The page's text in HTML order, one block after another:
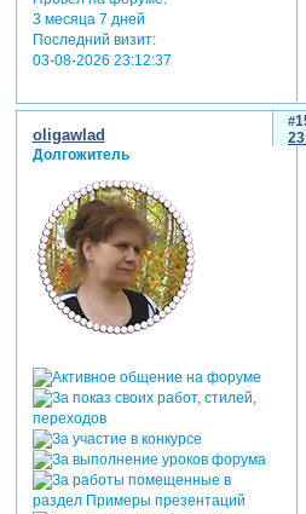
3 месяца 7 дней
Последний визит:
03-08-2026 23:12:37
oligawlad
Долгожитель